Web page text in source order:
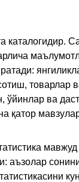
товарлар
ва
қатор